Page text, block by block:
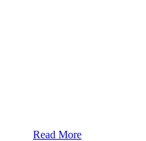
Read More